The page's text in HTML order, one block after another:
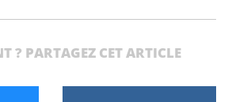
? PARTAGEZ CET ARTICLE